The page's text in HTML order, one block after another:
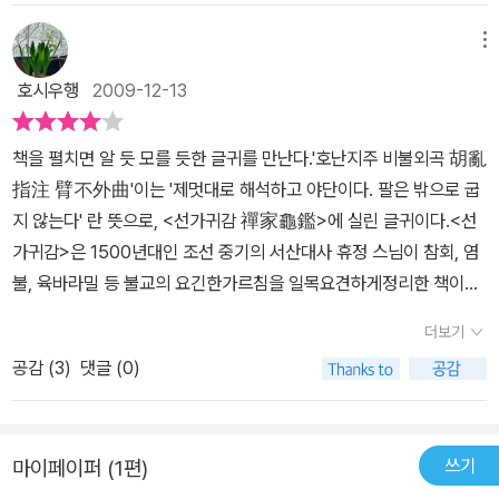
그리고 패배의 힘 등 주제 하나하나가 많은 의미를 담고 있다. 이러한
작가의 성찰의 결정체를 단권의 책으로 엿볼 수 있음이 미안할 정도
로 값지고 귀한 책이라 생각한다. 오래두고 보아도 다 알 수 없을 듯
한 이 책, 나는 평생을 두고 함께 할 친구를 얻었다. 2009년 겨울, 나
는 가슴이 따뜻하다.
모르지만 아는 사람은 다 알아 본다고 한다. 무엇에 관심을 갖고 그에
대한 지식의 깊이에 따라 다른 사람들의 이야기를 자기만의 방식으로
알아본다는 말일 것이다. 그것은 조그마한 무엇 하나에서도 담은 뜻
과 지향하는 바와 그 정도에 이르기까지 이미 알고도 남는다는 의미
라면 범부의 입장에서 살벌한 느낌이 드는 말일수도 있다. [공부하지
마라] 대단히 도발적인 제목이다. 저자 장영섭은 [길 위의 절] 이후 두
번째 만남이다. 전작 [길 위의 절]에서 신선한 시각과 그 만의 글맛이
좋았다는 기억이 있어 이 책 역시 그러한 기대감으로 만나게 된다. 이
책은 제목에서 느끼는 다소 위협적인 분위기에 한 발짝 물러서서 보
게 된다.[공부하지 마라]는 불교 선사들이 깨달음의 길에서 공부하는
방식과 내용에 대한 이야기다. 선에 관한 이야기를 불교의 경이나 론
이나 선사들의 어록 등에서 저자가 주목하는 테마를 선정하고 그에
규정하고 그에 맞는 선사들의 이야기를 찾아서 공부의 본질적 의미와
역할을 전해주고 있다. 중국을 비롯한 우리나라 선사들의 공부하는
호시우행 2009-12-13
책을 펼치면 알 듯 모를 듯한 글귀를 만난다.'호난지주 비불외곡 胡亂
指注 臂不外曲'이는 '제멋대로 해석하고 야단이다. 팔은 밖으로 굽
지 않는다' 란 뜻으로, <선가귀감 禪家龜鑑>에 실린 글귀이다.<선
가귀감>은 1500년대인 조선 중기의 서산대사 휴정 스님이 참회, 염
불, 육바라밀 등 불교의 요긴한가르침을 일목요견하게정리한 책이다.
되고 있다. 이 책이 불교와 관련된 책임을 직감하게 한다. 그런데, 책
을 읽을수록 딱딱한 불교 경전의 해석이 아닌 철학적이며 해학적인
깨우침을 전해주는 묘한 매력이 있다.중국 당나라 때엔 '선의 황금시
리달마가 중국에 도착하면서소위 '선종'이 시작되었다. 당시 중국 불
더보기
공감 (3) 댓글 (0)
마이페이퍼 (1편) 쓰기